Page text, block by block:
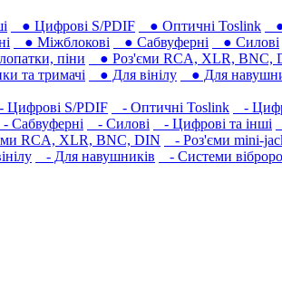
● Цифрові S/PDIF ● Оптичні Toslink
● Міжблокові ● Сабвуферні ● Силові
піни ● Роз'єми RCA, XLR, BNC,
та тримачі ● Для вінілу ● Для
Цифрові S/PDIF - Оптичні Toslink -
- Сабвуферні - Силові - Цифрові та інші
RCA, XLR, BNC, DIN - Роз'єми mini-
- Для навушників‎ - Системи